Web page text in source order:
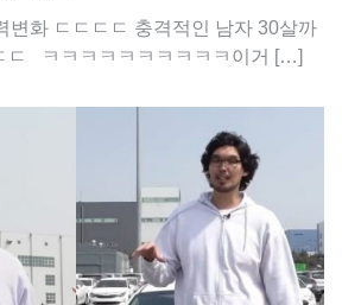
변화 ㄷㄷㄷㄷ 충격적인 남자 30살까
ㄷ ㅋㅋㅋㅋㅋㅋㅋㅋㅋㅋ이거 […]